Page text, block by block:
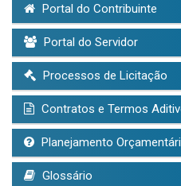
Portal do Contribuinte
Portal do Servidor
Processos de Licitação
Contratos e Termos
Planejamento
Glossário